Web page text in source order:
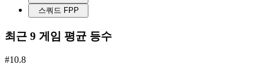
스쿼드 FPP
최근 9 게임 평균 등수
#10.8